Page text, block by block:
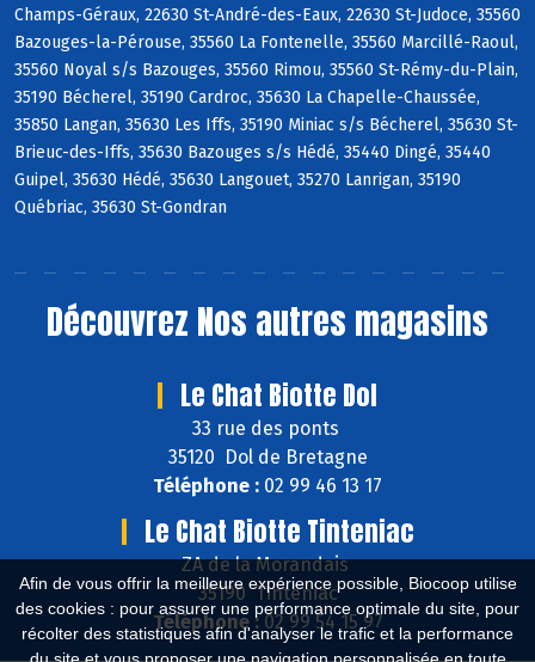
Afin de vous offrir la meilleure expérience possible, Biocoop utilise
des cookies : pour assurer une performance optimale du site, pour
récolter des statistiques afin d'analyser le trafic et la performance
Champs-Géraux, 22630 St-André-des-Eaux, 22630 St-Judoce, 35560
Bazouges-la-Pérouse, 35560 La Fontenelle, 35560 Marcillé-Raoul,
35560 Noyal s/s Bazouges, 35560 Rimou, 35560 St-Rémy-du-Plain,
35190 Bécherel, 35190 Cardroc, 35630 La Chapelle-Chaussée,
35850 Langan, 35630 Les Iffs, 35190 Miniac s/s Bécherel, 35630 St-
Brieuc-des-Iffs, 35630 Bazouges s/s Hédé, 35440 Dingé, 35440
Guipel, 35630 Hédé, 35630 Langouet, 35270 Lanrigan, 35190
Québriac, 35630 St-Gondran
Découvrez Nos autres magasins
Le Chat Biotte Dol
33 rue des ponts
35120 Dol de Bretagne
Téléphone : 02 99 46 13 17
Le Chat Biotte Tinteniac
ZA de la Morandais
35190 Tinténiac
Téléphone :02 99 54 15 97